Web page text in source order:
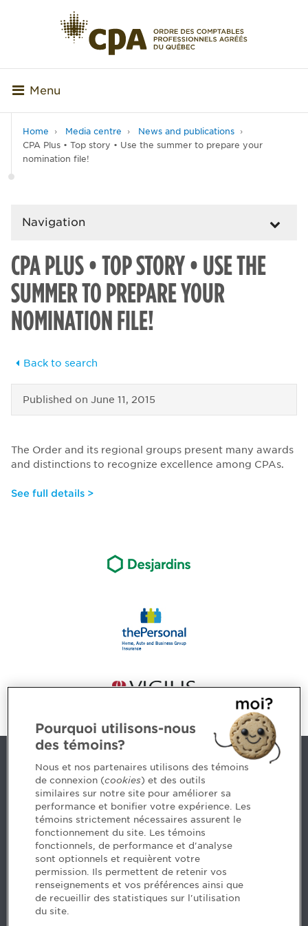
Menu
Home Media centre
News and publications
CPA Plus • Top story • Use the summer to prepare your
nomination file!
Navigation
CPA PLUS • TOP STORY • USE THE
SUMMER TO PREPARE YOUR
NOMINATION FILE!
Back to search
Published on June 11, 2015
The Order and its regional groups present many awards
and distinctions to recognize excellence among CPAs.
See full details >
Contact us
5, Place Ville Marie, bureau 800, Montréal (Québec)
H3B 2G2
www.cpaquebec.ca
Questions? Ask our team >
Want to make the Order a part of your career? See
our job offers >
Pourquoi utilisons-nous
des témoins?
Nous et nos partenaires utilisons des témoins
de connexion (cookies) et des outils
similaires sur notre site pour améliorer sa
performance et bonifier votre expérience. Les
témoins strictement nécessaires assurent le
fonctionnement du site. Les témoins
fonctionnels, de performance et d'analyse
sont optionnels et requièrent votre
permission. Ils permettent de retenir vos
renseignements et vos préférences ainsi que
de recueillir des statistiques sur l'utilisation
du site.